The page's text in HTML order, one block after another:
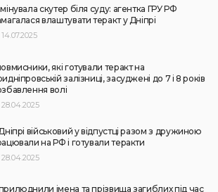
скутер біля суду: агентка ГРУ РФ
влаштувати теракт у Дніпрі
14.07.2025
які готували теракт на
залізниці, засуджені до 7 і 8 років
волі
28.04.2025
військовий у відпустці разом з дружиною
на РФ і готували теракти
28.04.2025
імена та прізвища загиблих під час